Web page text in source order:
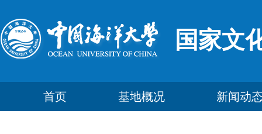
国家文
首页 基地概况 新闻动